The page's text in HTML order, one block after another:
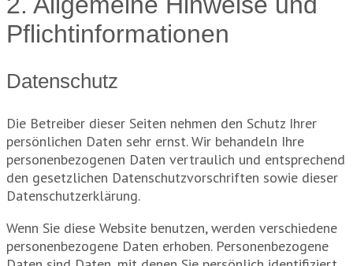
Pflicht­informationen
Datenschutz
Die Betreiber dieser Seiten nehmen den Schutz Ihrer
persönlichen Daten sehr ernst. Wir behandeln Ihre
personenbezogenen Daten vertraulich und entsprechend
den gesetzlichen Datenschutzvorschriften sowie dieser
Datenschutzerklärung.
Wenn Sie diese Website benutzen, werden verschiedene
personenbezogene Daten erhoben. Personenbezogene